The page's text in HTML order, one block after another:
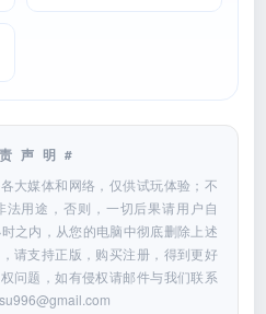
声明#
大媒体和网络，仅供试玩体验；不
用途，否则，一切后果请用户自
之内，从您的电脑中彻底删除上述
请支持正版，购买注册，得到更好
问题，如有侵权请邮件与我们联系